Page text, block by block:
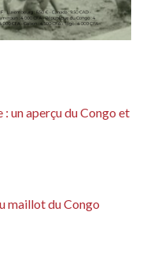
un aperçu du Congo et
maillot du Congo